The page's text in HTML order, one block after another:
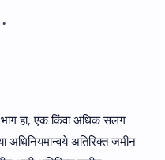
भाग हा, एक किंवा अधिक सलग
अतिरिक्त जमीन